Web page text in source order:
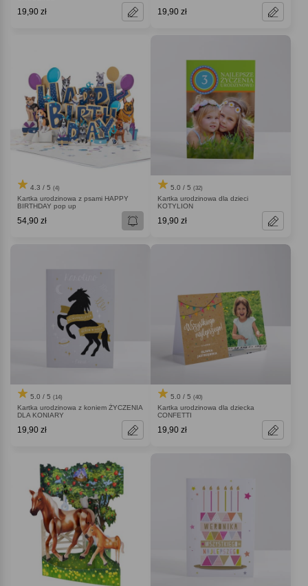
19,90 zł 19,90 zł
4.3 / 5 (4)
Kartka urodzinowa z psami HAPPY
BIRTHDAY pop up
54,90 zł
5.0 / 5 (32)
Kartka urodzinowa dla dzieci
KOTYLION
19,90 zł
5.0 / 5 (14)
Kartka urodzinowa z koniem ŻYCZENIA
DLA KONIARY
19,90 zł
5.0 / 5 (40)
Kartka urodzinowa dla dziecka
CONFETTI
19,90 zł